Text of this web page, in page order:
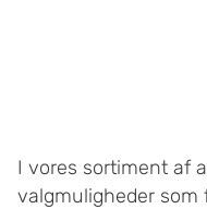
I vores sortiment af
valgmuligheder som